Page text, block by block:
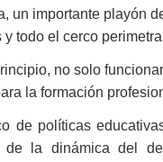
un importante playón
todo el cerco
no solo
la formación
de políticas
la dinámica del